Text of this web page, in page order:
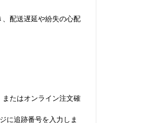
配送遅延や紛失の心配
たはオンライン注文確
に追跡番号を入力しま